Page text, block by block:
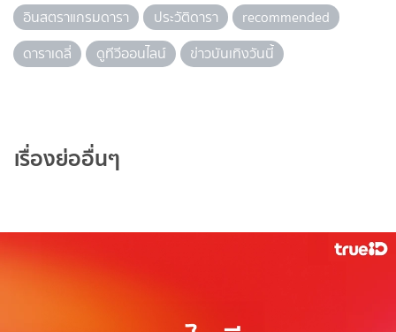
อินสตราแกรมดารา
ประวัติดารา
recommended
ดาราเดลี่
ดูทีวีออนไลน์ ข่าวบันเทิงวันนี้
เรื่องย่ออื่นๆ